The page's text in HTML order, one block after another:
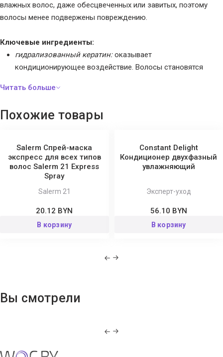
влажных волос, даже обесцвеченных или завитых, поэтому
волосы менее подвержены повреждению.
Ключевые ингредиенты:
гидрализованный кератин:оказывает
кондиционирующее воздействие. Волосы становятся
антистатический эффект и уменьшает пушистость волос.
креатин: придает волосам плотность и объем.
расчесываемость влажных волос, даже обесцвеченных
или завитых, поэтому волосы менее подвержены
повреждению.
распылить препарат на предварительно высушенные
для мгновенного ухода и на сухих волосах.
Похожие товары
Salerm Спрей-маска
экспресс для всех типов
волос Salerm 21 Express
Spray
Salerm 21
20.12 BYN
В корзину
Constant Delight
Кондиционер двухфазный
увлажняющий
Эксперт-уход
56.10 BYN
В корзину
Вы смотрели